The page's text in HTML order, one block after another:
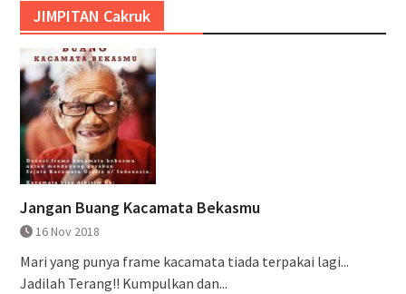
JIMPITAN Cakruk
Jangan Buang Kacamata Bekasmu
16 Nov 2018
Mari yang punya frame kacamata tiada terpakai lagi...
Jadilah Terang!! Kumpulkan dan...